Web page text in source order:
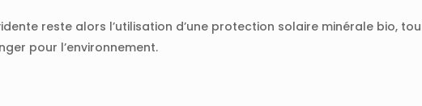
reste alors l’utilisation d’une protection solaire minérale bio,
pour l’environnement.